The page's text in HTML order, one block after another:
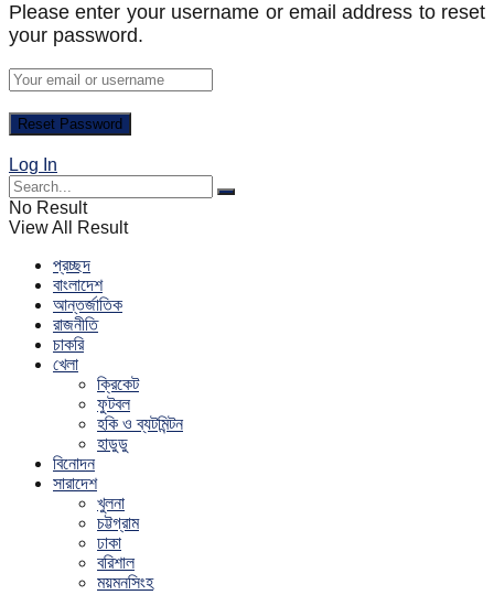
Please enter your username or email address to reset
your password.
Log In
No Result
View All Result
প্রচ্ছদ
বাংলাদেশ
আন্তর্জাতিক
রাজনীতি
চাকরি
খেলা
ক্রিকেট
ফুটবল
হকি ও ব্যটমিন্টন
হাডুডু
বিনোদন
সারাদেশ
খুলনা
চট্টগ্রাম
ঢাকা
বরিশাল
ময়মনসিংহ